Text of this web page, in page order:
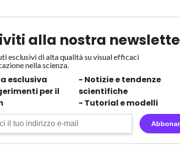
alla nostra
esclusivi di alta qualità su visual efficaci
nella scienza.
esclusiva
per il
- Notizie e tendenze
scientifiche
- Tutorial e modelli